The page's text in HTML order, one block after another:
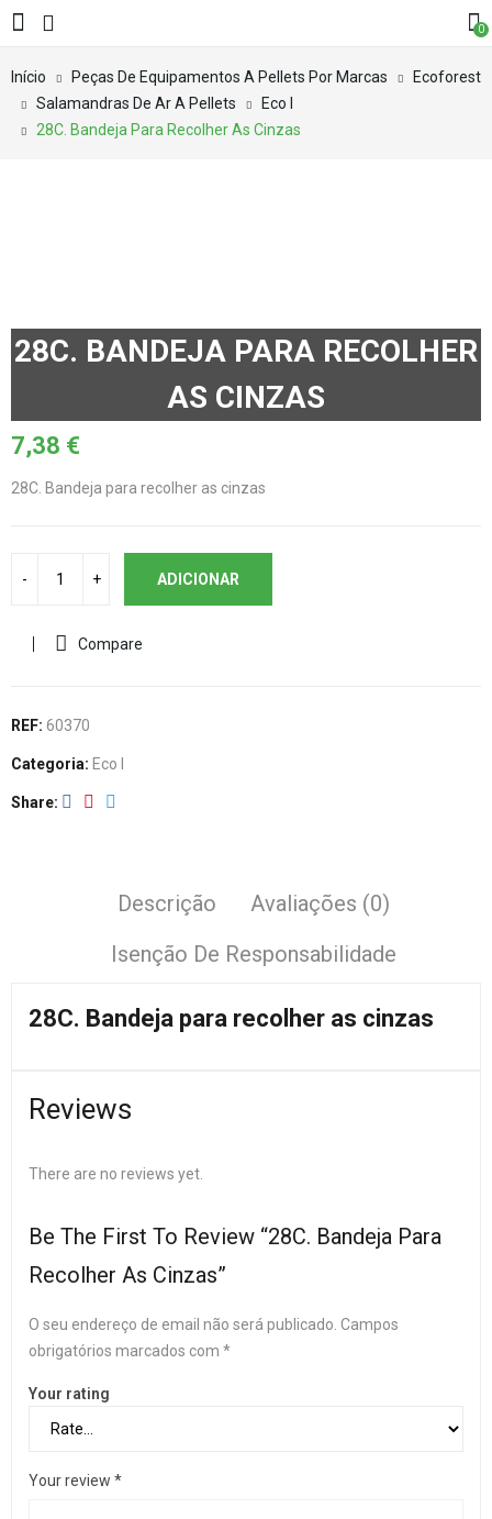
0
Início Peças De Equipamentos A Pellets Por Marcas
Ecoforest
Salamandras De Ar A Pellets
Eco I
28C. Bandeja Para Recolher As Cinzas
28C. BANDEJA PARA RECOLHER
AS CINZAS
7,38 €
28C. Bandeja para recolher as cinzas
ADICIONAR
Compare
REF: 60370
Categoria: Eco I
Share
Descrição
Avaliações (0)
Isenção De Responsabilidade
28C. Bandeja para recolher as cinzas
Reviews
There are no reviews yet.
Be The First To Review “28C. Bandeja Para
Recolher As Cinzas”
O seu endereço de email não será publicado. Campos
obrigatórios marcados com *
Your rating
Your review *